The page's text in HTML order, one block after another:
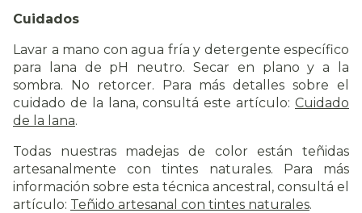
Cuidados
Lavar a mano con agua fría y detergente específico
para lana de pH neutro. Secar en plano y a la
sombra. No retorcer. Para más detalles sobre el
cuidado de la lana, consultá este artículo: Cuidado
de la lana.
Todas nuestras madejas de color están teñidas
artesanalmente con tintes naturales. Para más
información sobre esta técnica ancestral, consultá el
artículo: Teñido artesanal con tintes naturales.